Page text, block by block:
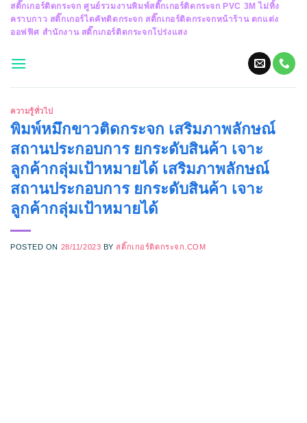
Skipสติ๊กเกอร์ติดกระจก ศูนย์รวมงานพิมพ์สติ๊กเกอร์ติดกระจก PVC 3M ไม่ทิ้ง
คราบกาว สติ๊กเกอร์ไดคัทติดกระจก สติ๊กเกอร์ติดกระจกหน้าร้าน ตกแต่ง
ออฟฟิศ สำนักงาน สติ๊กเกอร์ติดกระจกโปร่งแสง
ความรู้ทั่วไป
พิมพ์หมึกขาวติดกระจก เสริมภาพลักษณ์
สถานประกอบการ ยกระดับสินค้า เจาะ
ลูกค้ากลุ่มเป้าหมายได้ เสริมภาพลักษณ์
สถานประกอบการ ยกระดับสินค้า เจาะ
ลูกค้ากลุ่มเป้าหมายได้
POSTED ON 28/11/2023 BYสติ๊กเกอร์ติดกระจก.COM